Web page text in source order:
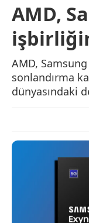
AMD,
AMD,
sonlandırma
dünyasındaki